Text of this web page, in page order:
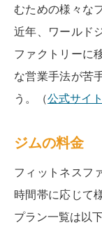
むための様々な
近年、ワールド
ファクトリーに
な営業手法が苦
う。（公式サイ
ジムの料金
フィットネスフ
時間帯に応じて
プラン一覧は以